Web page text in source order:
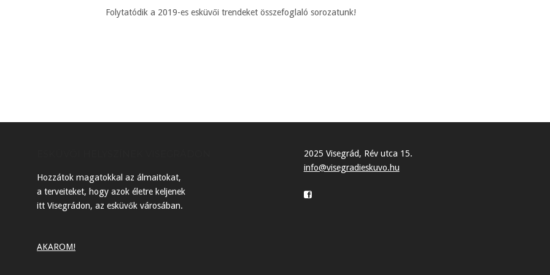
Folytatódik a 2019-es esküvői trendeket összefoglaló sorozatunk!
Hozzátok magatokkal az álmaitokat,
a terveiteket, hogy azok életre keljenek
itt Visegrádon, az esküvők városában.
AKAROM!
2025 Visegrád, Rév utca 15.
info@visegradieskuvo.hu